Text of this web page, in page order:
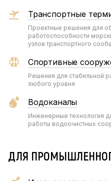
Транспортные
Проектные решения для
работоспособности
узлов транспортного
Спортивные
Решения для стабильной
любого уровня
Водоканалы
Инженерные технология
работы водоочистных
ДЛЯ